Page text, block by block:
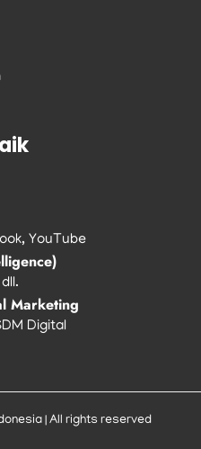
YouTube
Marketing
Digital
| All rights reserved